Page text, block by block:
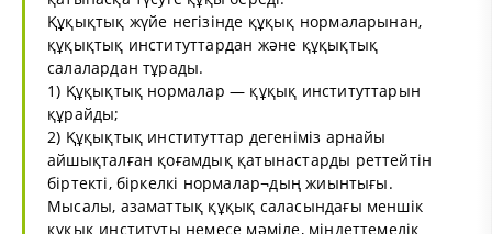
Құқықтық жүйе негізінде құқық нормаларынан,
құқықтық институттардан және құқықтық
салалардан тұрады.
1) Құқықтық нормалар — құқық институттарын
құрайды;
2) Құқықтық институттар дегеніміз арнайы
айшықталған қоғамдық қатынастарды реттейтін
біртекті, біркелкі нормалар¬дың жиынтығы.
Мысалы, азаматтық құқық саласындағы меншік
құқық институты немесе мәміле, міндеттемелік